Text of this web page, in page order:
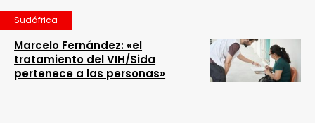
Sudáfrica
Marcelo Fernández: «el
tratamiento del VIH/Sida
pertenece a las personas»